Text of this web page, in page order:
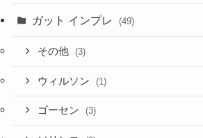
ガット インプレ (49)
その他 (3)
ウィルソン (1)
ゴーセン (3)